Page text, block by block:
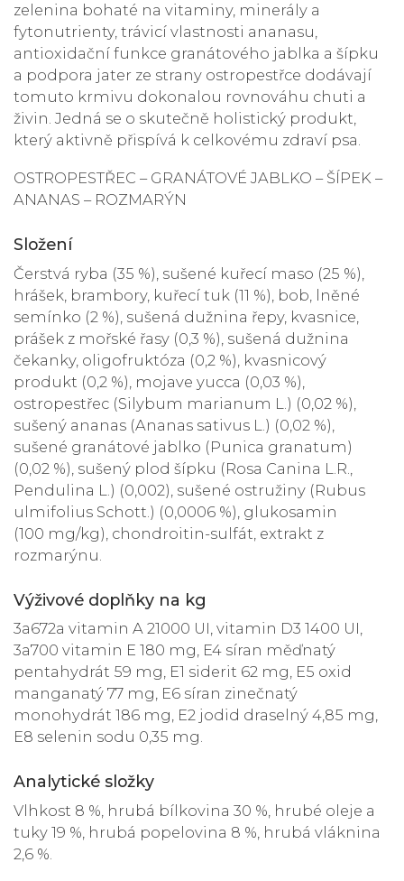
zelenina bohaté na vitaminy, minerály a
fytonutrienty, trávicí vlastnosti ananasu,
antioxidační funkce granátového jablka a šípku
a podpora jater ze strany ostropestřce dodávají
tomuto krmivu dokonalou rovnováhu chuti a
živin. Jedná se o skutečně holistický produkt,
který aktivně přispívá k celkovému zdraví psa.
OSTROPESTŘEC – GRANÁTOVÉ JABLKO – ŠÍPEK –
ANANAS – ROZMARÝN
Složení
Čerstvá ryba (35 %), sušené kuřecí maso (25 %),
hrášek, brambory, kuřecí tuk (11 %), bob, lněné
semínko (2 %), sušená dužnina řepy, kvasnice,
prášek z mořské řasy (0,3 %), sušená dužnina
čekanky, oligofruktóza (0,2 %), kvasnicový
produkt (0,2 %), mojave yucca (0,03 %),
ostropestřec (Silybum marianum L.) (0,02 %),
sušený ananas (Ananas sativus L.) (0,02 %),
sušené granátové jablko (Punica granatum)
(0,02 %), sušený plod šípku (Rosa Canina L.R.,
Pendulina L.) (0,002), sušené ostružiny (Rubus
ulmifolius Schott.) (0,0006 %), glukosamin
(100 mg/kg), chondroitin-sulfát, extrakt z
rozmarýnu.
Výživové doplňky na kg
3a672a vitamin A 21000 UI, vitamin D3 1400 UI,
3a700 vitamin E 180 mg, E4 síran měďnatý
pentahydrát 59 mg, E1 siderit 62 mg, E5 oxid
manganatý 77 mg, E6 síran zinečnatý
monohydrát 186 mg, E2 jodid draselný 4,85 mg,
E8 selenin sodu 0,35 mg.
Analytické složky
Vlhkost 8 %, hrubá bílkovina 30 %, hrubé oleje a
tuky 19 %, hrubá popelovina 8 %, hrubá vláknina
2,6 %.